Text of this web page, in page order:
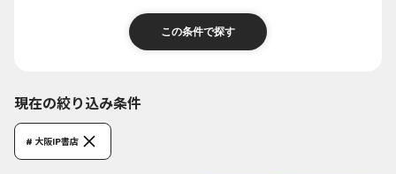
現在の絞り込み条件
# 大阪IP書店